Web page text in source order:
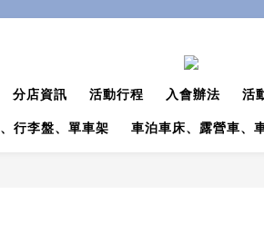
分店資訊 活動行程 入會辦法 活
行李盤、單車架 車泊車床、露營車、